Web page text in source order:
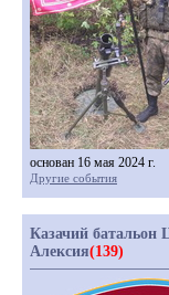
основан 16 мая 2024 г.
Другие события
Казачий батальон
Алексия(139)